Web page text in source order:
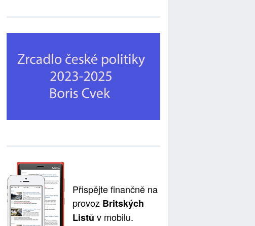
Přispějte finančně na
provoz Britských
Listů v mobilu.